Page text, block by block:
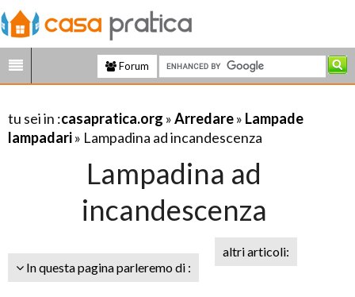
Forum
tu sei in :casapratica.org »Arredare» Lampade
lampadari» Lampadina ad incandescenza
Lampadina ad
incandescenza
In questa pagina parleremo di :
altri articoli: